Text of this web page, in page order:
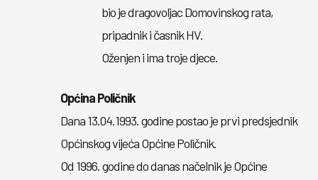
bio je dragovoljac Domovinskog rata,
pripadnik i časnik HV.
Oženjen i ima troje djece.
Općina Poličnik
Dana 13.04.1993. godine postao je prvi predsjednik
Općinskog vijeća Općine Poličnik.
Od 1996. godine do danas načelnik je Općine